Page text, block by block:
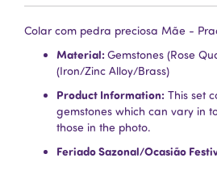
Colar com pedra preciosa Mãe -
Material: Gemstones (Rose
(Iron/Zinc Alloy/Brass)
Product Information: This set
gemstones which can vary in
those in the photo.
Feriado Sazonal/Ocasião